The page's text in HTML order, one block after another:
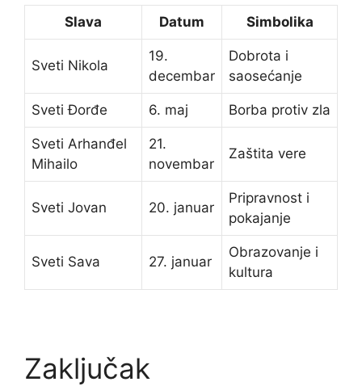
Slava Datum Simbolika
Sveti Nikola
19.
decembar
Dobrota i
saosećanje
Sveti Đorđe 6. maj Borba protiv zla
Sveti Arhanđel
Mihailo
21.
novembar
Zaštita vere
Sveti Jovan 20. januar
Pripravnost i
pokajanje
Sveti Sava 27. januar
Obrazovanje i
kultura
Zaključak